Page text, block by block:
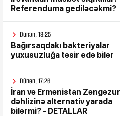
Referenduma gediləcəkmi?
Dünən, 18:25
Bağırsaqdakı bakteriyalar
yuxusuzluğa təsir edə bilər
Dünən, 17:26
İran və Ermənistan Zəngəzur
dəhlizinə alternativ yarada
bilərmi? - DETALLAR